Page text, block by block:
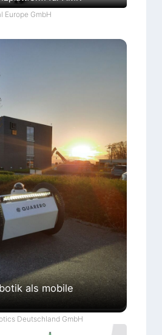
Europe GmbH
als mobile
Deutschland GmbH